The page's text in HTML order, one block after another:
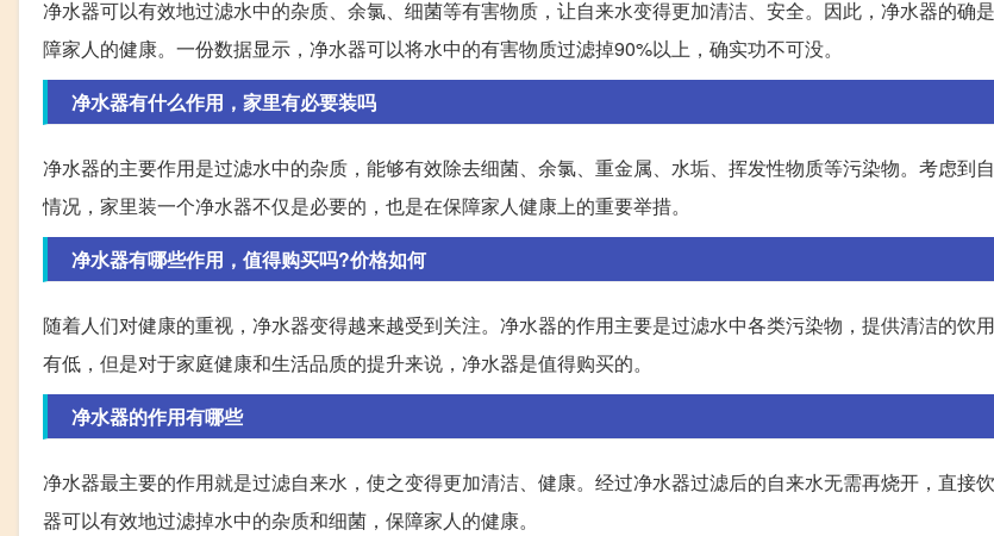
净水器可以有效地过滤水中的杂质、余氯、细菌等有害物质，让自来水变得更加清洁、安全。因此，净水器的确
障家人的健康。一份数据显示，净水器可以将水中的有害物质过滤掉90%以上，确实功不可没。
净水器有什么作用，家里有必要装吗
净水器的主要作用是过滤水中的杂质，能够有效除去细菌、余氯、重金属、水垢、挥发性物质等污染物。考虑到
情况，家里装一个净水器不仅是必要的，也是在保障家人健康上的重要举措。
净水器有哪些作用，值得购买吗?价格如何
随着人们对健康的重视，净水器变得越来越受到关注。净水器的作用主要是过滤水中各类污染物，提供清洁的饮
有低，但是对于家庭健康和生活品质的提升来说，净水器是值得购买的。
净水器的作用有哪些
净水器最主要的作用就是过滤自来水，使之变得更加清洁、健康。经过净水器过滤后的自来水无需再烧开，直接
器可以有效地过滤掉水中的杂质和细菌，保障家人的健康。